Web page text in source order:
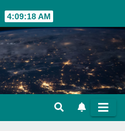
4:09:19 AM